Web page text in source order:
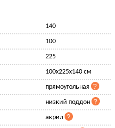
140
100
225
100x225x140 см
прямоугольная
низкий поддон
акрил